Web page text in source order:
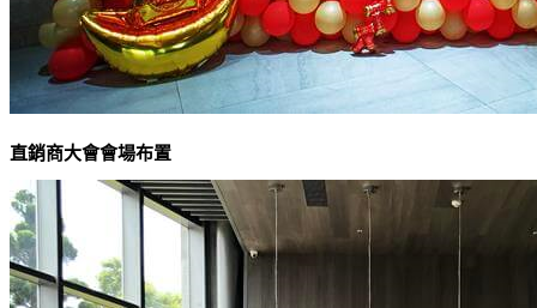
直銷商大會會場布置